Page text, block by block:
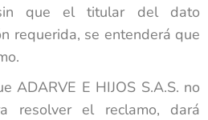
que el titular del dato
requerida, se entenderá que
ADARVE E HIJOS S.A.S. no
resolver el reclamo, dará